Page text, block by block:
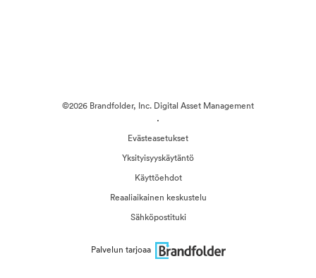
©2026 Brandfolder, Inc. Digital Asset Management
·
Evästeasetukset
Yksityisyyskäytäntö
Käyttöehdot
Reaaliaikainen keskustelu
Sähköpostituki
Palvelun tarjoaa